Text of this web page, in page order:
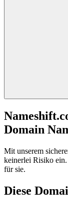
Domain
Mit unserem
keinerlei Risiko ein.
für sie.
Diese